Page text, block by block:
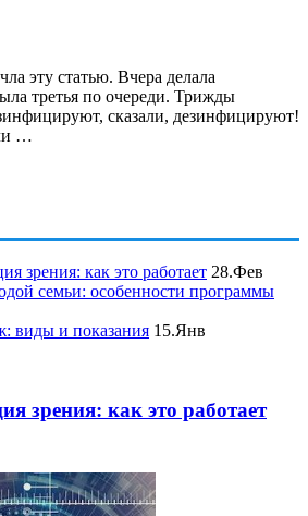
эту статью. Вчера делала
третья по очереди. Трижды
сказали, дезинфицируют!
…
зрения: как это работает 28.Фев
семьи: особенности программы
виды и показания 15.Янв
зрения: как это работает